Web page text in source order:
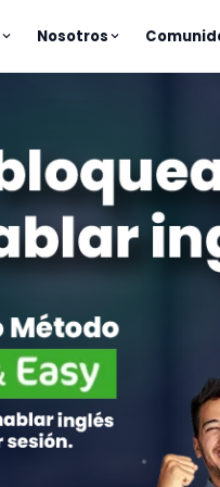
Nosotros